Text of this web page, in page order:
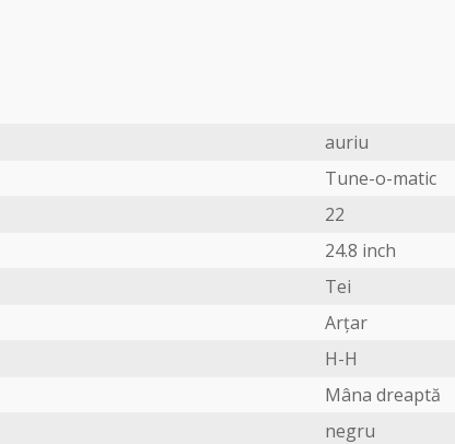
auriu
Tune-o-matic
22
24.8 inch
Tei
Arțar
H-H
Mâna dreaptă
negru